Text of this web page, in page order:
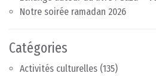
Notre soirée ramadan 2026
Catégories
Activités culturelles (135)